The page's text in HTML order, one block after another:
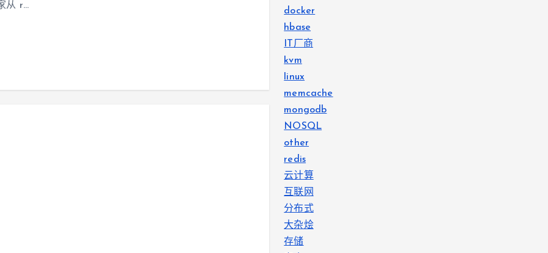
从 r…
docker
hbase
IT厂商
kvm
linux
memcache
mongodb
NOSQL
other
redis
云计算
互联网
分布式
大杂烩
存储